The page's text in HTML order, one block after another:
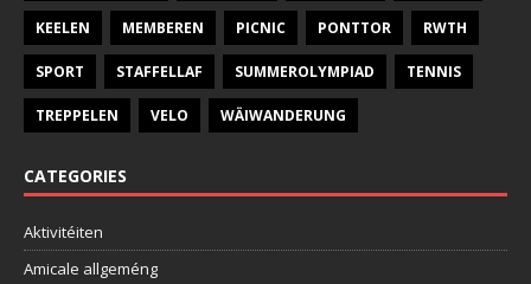
KEELEN MEMBEREN PICNIC PONTTOR RWTH
SPORT STAFFELLAF SUMMEROLYMPIAD TENNIS
TREPPELEN VELO WÄIWANDERUNG
CATEGORIES
Aktivitéiten
Amicale allgeméng